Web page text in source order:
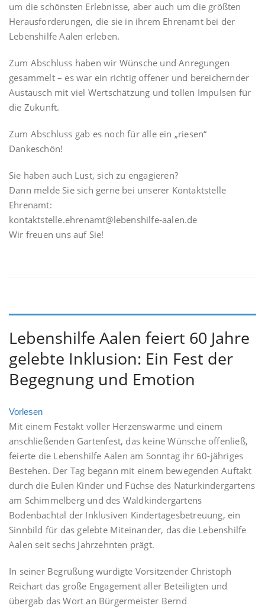
um die schönsten Erlebnisse, aber auch um die größten
Herausforderungen, die sie in ihrem Ehrenamt bei der
Lebenshilfe Aalen erleben.
Zum Abschluss haben wir Wünsche und Anregungen
gesammelt – es war ein richtig offener und bereichernder
Austausch mit viel Wertschätzung und tollen Impulsen für
die Zukunft.
Zum Abschluss gab es noch für alle ein „riesen“
Dankeschön!
Sie haben auch Lust, sich zu engagieren?
Dann melde Sie sich gerne bei unserer Kontaktstelle
Ehrenamt:
kontaktstelle.ehrenamt@lebenshilfe-aalen.de
Wir freuen uns auf Sie!
Lebenshilfe Aalen feiert 60 Jahre
gelebte Inklusion: Ein Fest der
Begegnung und Emotion
Vorlesen
Mit einem Festakt voller Herzenswärme und einem
anschließenden Gartenfest, das keine Wünsche offenließ,
feierte die Lebenshilfe Aalen am Sonntag ihr 60-jähriges
Bestehen. Der Tag begann mit einem bewegenden Auftakt
durch die Eulen Kinder und Füchse des Naturkindergartens
am Schimmelberg und des Waldkindergartens
Bodenbachtal der Inklusiven Kindertagesbetreuung, ein
Sinnbild für das gelebte Miteinander, das die Lebenshilfe
Aalen seit sechs Jahrzehnten prägt.
In seiner Begrüßung würdigte Vorsitzender Christoph
Reichart das große Engagement aller Beteiligten und
übergab das Wort an Bürgermeister Bernd